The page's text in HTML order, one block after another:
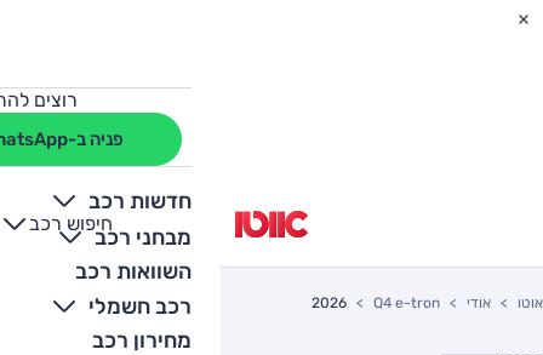
רוצים
פניה ב-WhatsApp
חדשות רכב
מבחני רכב
השוואות רכב
רכב חשמלי
מחירון רכב
חיפוש רכב
+
-
אוטו אודי Q4 e-tron
2026